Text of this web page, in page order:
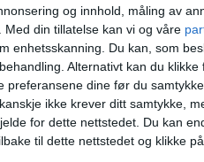
og innhold, måling av
Med din tillatelse kan vi og våre
enhetsskanning. Du kan, som
Alternativt kan du
preferansene dine før du
ikke krever ditt samtykke,
for dette nettstedet. Du kan
til dette nettstedet og klikke